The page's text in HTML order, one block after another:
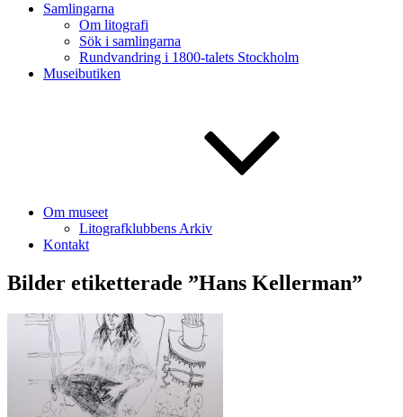
Samlingarna
Om litografi
Sök i samlingarna
Rundvandring i 1800-talets Stockholm
Museibutiken
Om museet
Litografklubbens Arkiv
Kontakt
Bilder etiketterade ”Hans Kellerman”